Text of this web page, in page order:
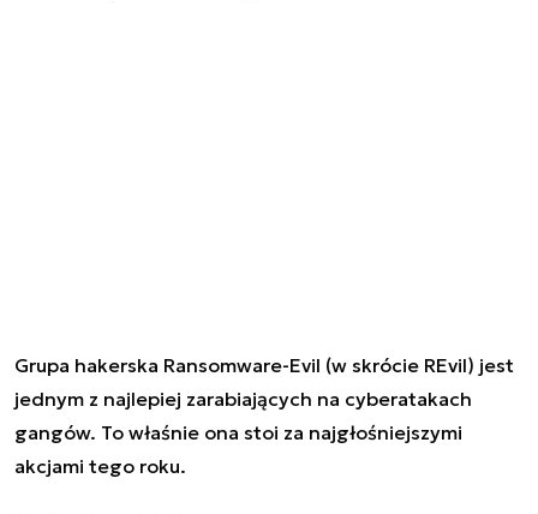
Grupa hakerska Ransomware-Evil (w skrócie REvil) jest
jednym z najlepiej zarabiających na cyberatakach
gangów. To właśnie ona stoi za najgłośniejszymi
akcjami tego roku.